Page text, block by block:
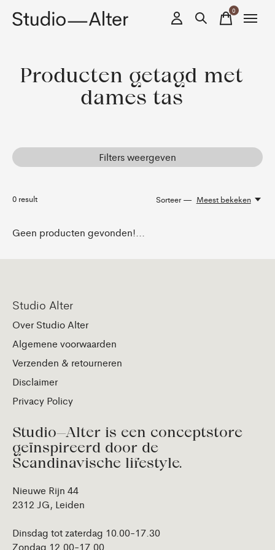
0items
Producten getagd met
dames tas
Filters weergeven
0 result Sorteer — Meest bekeken
Geen producten gevonden!...
Studio Alter
Over Studio Alter
Algemene voorwaarden
Verzenden & retourneren
Disclaimer
Privacy Policy
Studio—Alter is een conceptstore
geïnspireerd door de
Scandinavische lifestyle.
Nieuwe Rijn 44
2312 JG, Leiden
Dinsdag tot zaterdag 10.00-17.30
Zondag 12.00-17.00